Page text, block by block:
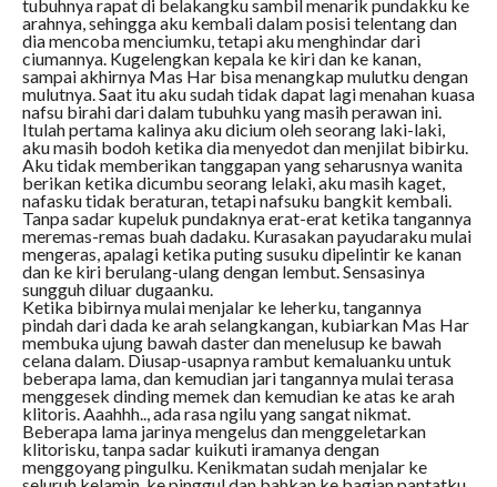
tubuhnya rapat di belakangku sambil menarik pundakku ke
arahnya, sehingga aku kembali dalam posisi telentang dan
dia mencoba menciumku, tetapi aku menghindar dari
ciumannya. Kugelengkan kepala ke kiri dan ke kanan,
sampai akhirnya Mas Har bisa menangkap mulutku dengan
mulutnya. Saat itu aku sudah tidak dapat lagi menahan kuasa
nafsu birahi dari dalam tubuhku yang masih perawan ini.
Itulah pertama kalinya aku dicium oleh seorang laki-laki,
aku masih bodoh ketika dia menyedot dan menjilat bibirku.
Aku tidak memberikan tanggapan yang seharusnya wanita
berikan ketika dicumbu seorang lelaki, aku masih kaget,
nafasku tidak beraturan, tetapi nafsuku bangkit kembali.
Tanpa sadar kupeluk pundaknya erat-erat ketika tangannya
meremas-remas buah dadaku. Kurasakan payudaraku mulai
mengeras, apalagi ketika puting susuku dipelintir ke kanan
dan ke kiri berulang-ulang dengan lembut. Sensasinya
sungguh diluar dugaanku.
Ketika bibirnya mulai menjalar ke leherku, tangannya
pindah dari dada ke arah selangkangan, kubiarkan Mas Har
membuka ujung bawah daster dan menelusup ke bawah
celana dalam. Diusap-usapnya rambut kemaluanku untuk
beberapa lama, dan kemudian jari tangannya mulai terasa
menggesek dinding memek dan kemudian ke atas ke arah
klitoris. Aaahhh.., ada rasa ngilu yang sangat nikmat.
Beberapa lama jarinya mengelus dan menggeletarkan
klitorisku, tanpa sadar kuikuti iramanya dengan
menggoyang pingulku. Kenikmatan sudah menjalar ke